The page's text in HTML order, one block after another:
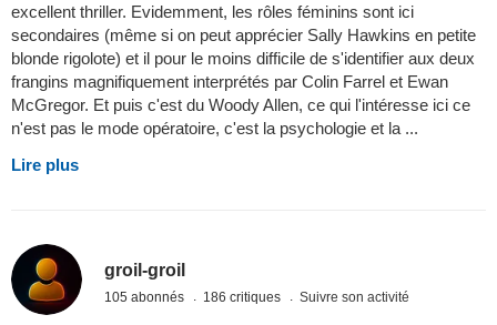
excellent thriller. Evidemment, les rôles féminins sont ici
secondaires (même si on peut apprécier Sally Hawkins en petite
blonde rigolote) et il pour le moins difficile de s'identifier aux deux
frangins magnifiquement interprétés par Colin Farrel et Ewan
McGregor. Et puis c'est du Woody Allen, ce qui l'intéresse ici ce
n'est pas le mode opératoire, c'est la psychologie et la ...
Lire plus
groil-groil
105 abonnés 186 critiques Suivre son activité